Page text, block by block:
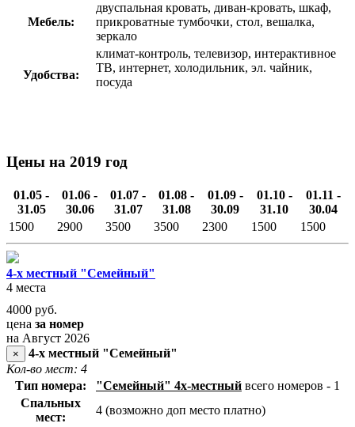
Мебель:
двуспальная кровать, диван-кровать, шкаф,
прикроватные тумбочки, стол, вешалка,
зеркало
Удобства:
климат-контроль, телевизор, интерактивное
ТВ, интернет, холодильник, эл. чайник,
посуда
Цены на 2019 год
01.05 -
31.05
01.06 -
30.06
01.07 -
31.07
01.08 -
31.08
01.09 -
30.09
01.10 -
31.10
01.11 -
30.04
1500
2900 3500 3500 2300 1500 1500
4-х местный "Семейный"
4 места
4000 руб.
цена за номер
на Август 2026
×
4-х местный "Семейный"
Кол-во мест: 4
Тип номера:
"Семейный" 4х-местный всего номеров - 1
Спальных
мест:
4 (возможно доп место платно)